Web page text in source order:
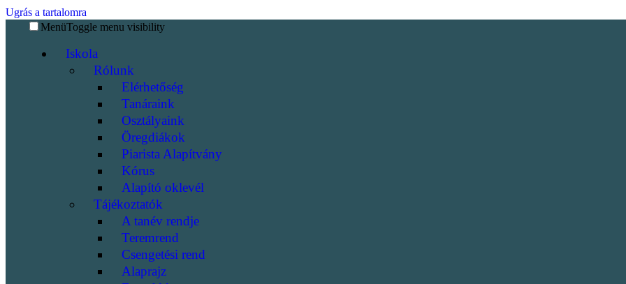
Ugrás a tartalomra
MenüToggle menu visibility
Iskola
Rólunk
Elérhetőség
Tanáraink
Osztályaink
Öregdiákok
Piarista Alapítvány
Kórus
Alapító oklevél
Tájékoztatók
A tanév rendje
Teremrend
Csengetési rend
Alaprajz